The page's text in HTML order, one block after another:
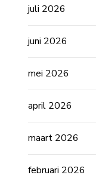
juli 2026
juni 2026
mei 2026
april 2026
maart 2026
februari 2026